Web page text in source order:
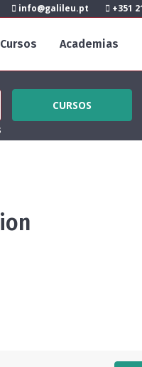
info@galileu.pt +351
Cursos Academias
CURSOS